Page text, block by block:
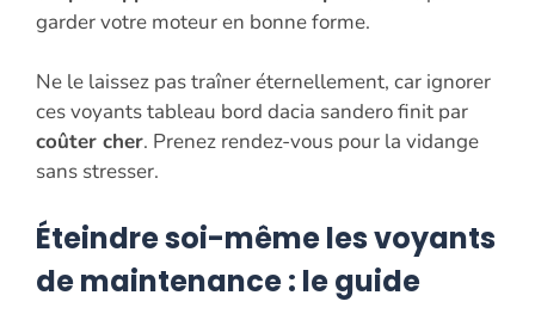
garder votre moteur en bonne forme.
Ne le laissez pas traîner éternellement, car ignorer
ces voyants tableau bord dacia sandero finit par
coûter cher. Prenez rendez-vous pour la vidange
sans stresser.
Éteindre soi-même les voyants
de maintenance : le guide